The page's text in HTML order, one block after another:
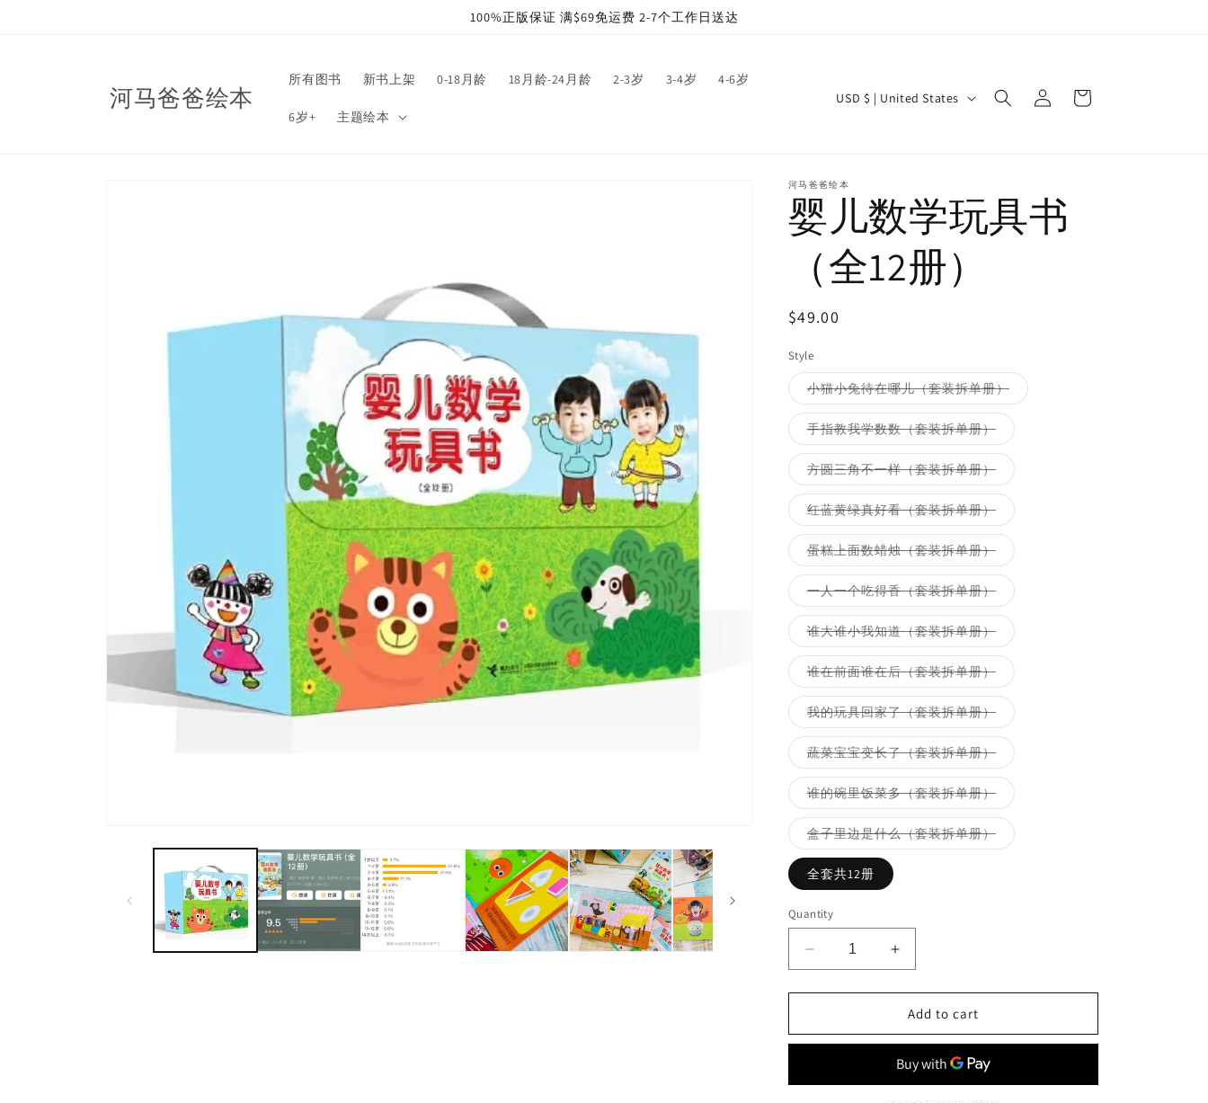
100%正版保证 满$69免运费 2-7个工作日送达
河马爸爸绘本
所有图书 新书上架 0-18月龄 18月龄-24月龄 2-3岁 3-4岁 4-6岁
6岁+ 主题绘本
C
n
t
r
y
r
g
i
o
n
USD $ | United States
Log
in
Cart
河马爸爸绘本
婴儿数学玩具书
（全12册）
Regular
$49.00
Style
小猫小兔待在哪儿（套装拆单册）Variant
sold
or
unavailable
手指教我学数数（套装拆单册）Variant
sold
out
or
unavailable
方圆三角不一样（套装拆单册）Variant
sold
out
or
unavailable
红蓝黄绿真好看（套装拆单册）Variant
sold
out
or
unavailable
蛋糕上面数蜡烛（套装拆单册）Variant
sold
out
or
unavailable
一人一个吃得香（套装拆单册）Variant
sold
out
or
unavailable
谁大谁小我知道（套装拆单册）Variant
sold
out
or
unavailable
谁在前面谁在后（套装拆单册）Variant
sold
out
or
unavailable
我的玩具回家了（套装拆单册）Variant
sold
out
or
unavailable
蔬菜宝宝变长了（套装拆单册）Variant
sold
out
or
unavailable
谁的碗里饭菜多（套装拆单册）Variant
sold
out
or
unavailable
盒子里边是什么（套装拆单册）Variant
sold
全套共12册
Quantity
Decrease
quantity
for
儿
Increase
quantity
for
婴
儿
数
Add to cart